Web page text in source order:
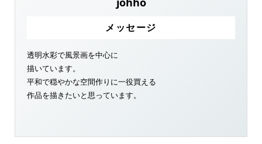
メッセージ
透明水彩で風景画を中心に
描いています。
平和で穏やかな空間作りに一役買える
作品を描きたいと思っています。